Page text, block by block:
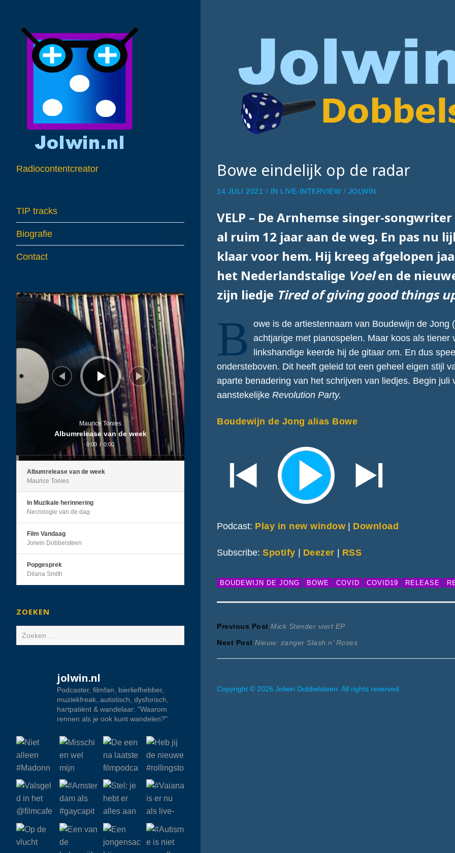
Radiocontentcreator
TIP tracks
Biografie
child
menu
Contact
Audiospeler
Maurice Tonies
Albumrelease van de week
0:00 / 0:00
Albumrelease van de week
Maurice Tonies
In Muzikale herinnering
Necrologie van de dag
Film Vandaag
Jolwin Dobbelsteen
Popgesprek
Dilana Smith
ZOEKEN
Zoeken
naar:
jolwin.nl
Podcaster, filmfan, bierliefhebber,
muziekfreak, autistisch, dysforisch,
hartpatiënt & wandelaar: "Waarom
rennen als je ook kunt wandelen?"
Bowe eindelijk op de radar
14 JULI 2021 IN LIVE-INTERVIEW JOLWIN
VELP – De Arnhemse singer-
al ruim 12 jaar aan de weg. En pas nu
klaar voor hem. Hij kreeg afgelopen
het Nederlandstalige Voelen de
zijn liedje Tired of giving good things
B
owe is de artiestennaam van Boudewijn de Jong
achtjarige met pianospelen. Maar koos als tiener
linkshandige keerde hij de gitaar om. En dus
ondersteboven. Dit heeft geleid tot een geheel eigen stijl
aparte benadering van het schrijven van liedjes. Begin juli
aanstekelijkeRevolution Party.
Boudewijn de Jong alias Bowe
Podcast: Play in new window | Download
Subscribe:Spotify | Deezer | RSS
BOUDEWIJN DE JONG BOWE COVID COVID19 RELEASE
Bericht
navigatie
Previous Post Previous
post:
Mick Stender viert EP
Next Post Next
post:
Nieuw: zanger Slash n’ Roses
Copyright © 2026 Jolwin Dobbelsteen. All rights reserved.